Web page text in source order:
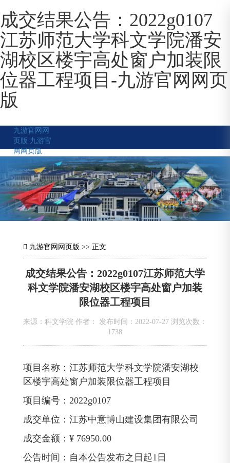
成交结果公告：2022g0107
江苏师范大学科文学院潘安
湖校区楼宇高处窗户加装限
位器工程项目-九游官网网页
版
九游官网网
页版 九游官
网网页版
九游官网网页版 >> 正文
成交结果公告：2022g0107江苏师范大学
科文学院潘安湖校区楼宇高处窗户加装
限位器工程项目
来源：科文学院 作者： 发布时间：2022-07-27 浏览次数：
1738
项目名称：江苏师范大学科文学院潘安湖校
区楼宇高处窗户加装限位器工程项目
项目编号：2022g0107
成交单位：江苏中意博山建设集团有限公司
成交金额：¥ 76950.00
公告时间：自本公告发布之日起1日